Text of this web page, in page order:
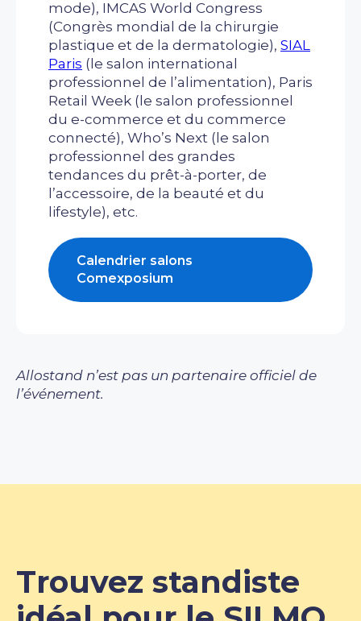
mode), IMCAS World Congress
(Congrès mondial de la chirurgie
plastique et de la dermatologie), SIAL
Paris (le salon international
professionnel de l’alimentation), Paris
Retail Week (le salon professionnel
du e-commerce et du commerce
connecté), Who’s Next (le salon
professionnel des grandes
tendances du prêt-à-porter, de
l’accessoire, de la beauté et du
lifestyle), etc.
Calendrier salons
Comexposium
Allostand n’est pas un partenaire officiel de
l’événement.
Trouvez standiste